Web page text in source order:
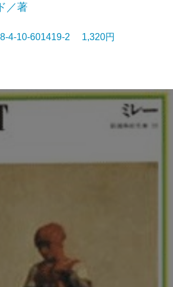
／著
4-10-601419-2 1,320円